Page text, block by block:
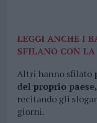
LEGGI ANCHE I
SFILANO CON
Altri hanno sfilato
del proprio paese,
recitando gli
giorni.